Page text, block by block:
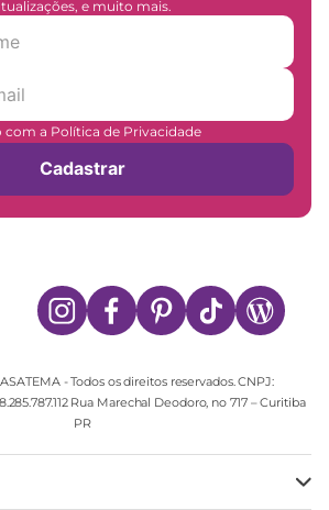
e muito mais.
com a Política de Privacidade
Cadastrar
- Todos os direitos reservados. CNPJ:
Rua Marechal Deodoro, no 717 – Curitiba
PR